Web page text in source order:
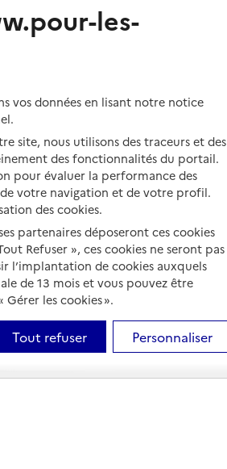
les-
vos données en lisant notre notice
site, nous utilisons des traceurs et des
des fonctionnalités du portail.
pour évaluer la performance des
votre navigation et de votre profil.
des cookies.
partenaires déposeront ces cookies
Refuser », ces cookies ne seront pas
l’implantation de cookies auxquels
de 13 mois et vous pouvez être
les cookies ».
Tout refuser Personnaliser